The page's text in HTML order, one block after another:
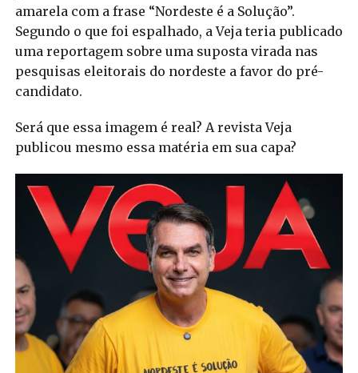
amarela com a frase “Nordeste é a Solução”.
Segundo o que foi espalhado, a Veja teria publicado
uma reportagem sobre uma suposta virada nas
pesquisas eleitorais do nordeste a favor do pré-
candidato.
Será que essa imagem é real? A revista Veja
publicou mesmo essa matéria em sua capa?